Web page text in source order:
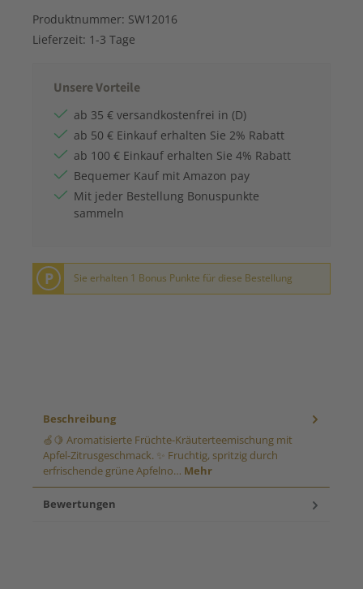
Produktnummer: SW12016
Lieferzeit: 1-3 Tage
Unsere Vorteile
ab 35 € versandkostenfrei in (D)
ab 50 € Einkauf erhalten Sie 2% Rabatt
ab 100 € Einkauf erhalten Sie 4% Rabatt
Bequemer Kauf mit Amazon pay
Mit jeder Bestellung Bonuspunkte
sammeln
P Sie erhalten 1 Bonus Punkte für diese Bestellung
Beschreibung
🍏🍋 Aromatisierte Früchte-Kräuterteemischung mit
Apfel-Zitrusgeschmack. ✨ Fruchtig, spritzig durch
erfrischende grüne Apfelno… Mehr
Bewertungen